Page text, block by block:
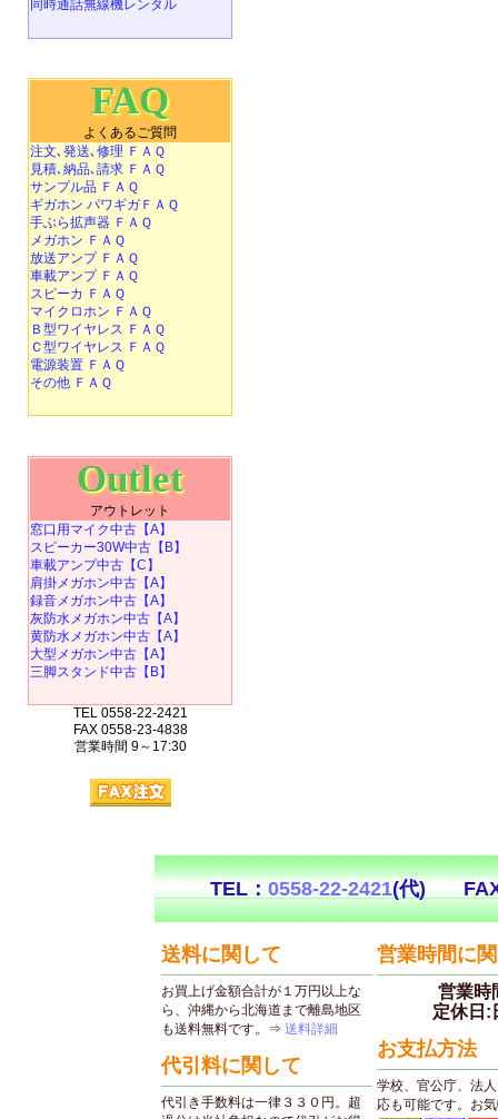
同時通話無線機レンタル
FAQ
よくあるご質問
注文､発送､修理 ＦＡＱ
見積､納品､請求 ＦＡＱ
サンプル品 ＦＡＱ
ギガホン パワギガＦＡＱ
手ぶら拡声器 ＦＡＱ
メガホン ＦＡＱ
放送アンプ ＦＡＱ
車載アンプ ＦＡＱ
スピーカ ＦＡＱ
マイクロホン ＦＡＱ
Ｂ型ワイヤレス ＦＡＱ
Ｃ型ワイヤレス ＦＡＱ
電源装置 ＦＡＱ
その他 ＦＡＱ
Outlet
アウトレット
窓口用マイク中古【A】
スピーカー30W中古【B】
車載アンプ中古【C】
肩掛メガホン中古【A】
録音メガホン中古【A】
灰防水メガホン中古【A】
黄防水メガホン中古【A】
大型メガホン中古【A】
三脚スタンド中古【B】
TEL 0558-22-2421
FAX 0558-23-4838
営業時間 9～17:30